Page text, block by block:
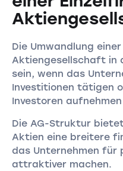
Die Umwandlung
Aktiengesellschaft in
sein, wenn das
Investitionen tätigen
Investoren
Die AG-Struktur
Aktien eine breitere
das Unternehmen für
attraktiver machen.